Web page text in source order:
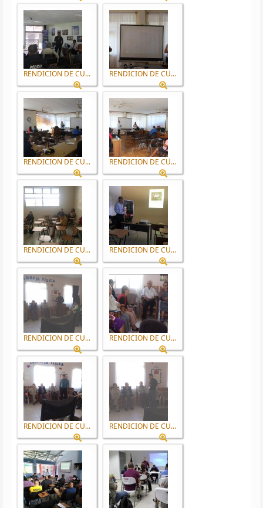
RENDICION DE CU... RENDICION DE CU...
RENDICION DE CU... RENDICION DE CU...
RENDICION DE CU... RENDICION DE CU...
RENDICION DE CU... RENDICION DE CU...
RENDICION DE CU... RENDICION DE CU...